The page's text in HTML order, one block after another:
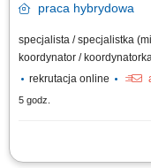
praca hybrydowa
specjalista / specjalistka
koordynator /
rekrutacja online
5 godz.
Twój zakres obowiązków: